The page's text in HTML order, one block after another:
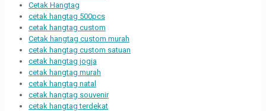
Cetak Hangtag
cetak hangtag 500pcs
cetak hangtag custom
Cetak hangtag custom murah
cetak hangtag custom satuan
cetak hangtag jogja
cetak hangtag murah
cetak hangtag natal
cetak hangtag souvenir
cetak hangtag terdekat